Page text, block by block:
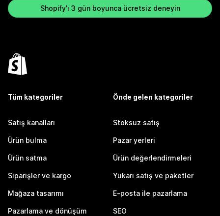
Shopify'ı 3 gün boyunca ücretsiz deneyin
Tüm kategoriler
Satış kanalları
Ürün bulma
Ürün satma
Siparişler ve kargo
Mağaza tasarımı
Pazarlama ve dönüşüm
Önde gelen kategoriler
Stoksuz satış
Pazar yerleri
Ürün değerlendirmeleri
Yukarı satış ve paketler
E-posta ile pazarlama
SEO